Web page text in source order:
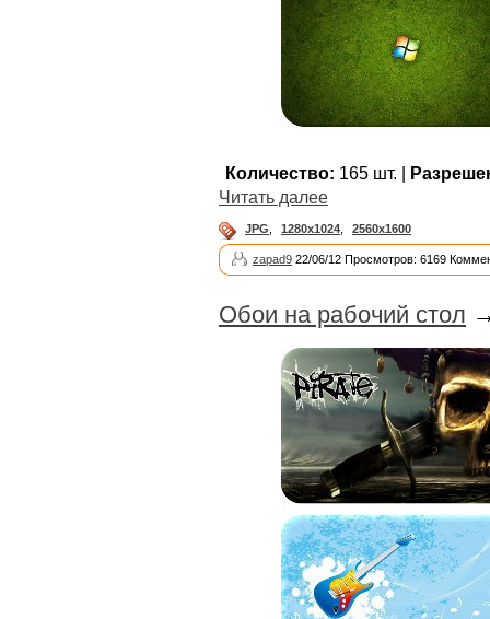
Количество: 165 шт. |
Читать далее
JPG, 1280x1024, 2560x1600
zapad9 22/06/12 Просмотров: 6169
Обои на рабочий стол